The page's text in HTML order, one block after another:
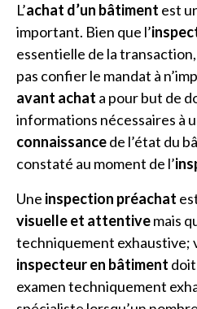
L’achat d’un bâtiment est
important. Bien que l’
essentielle de la
pas confier le mandat à
avant achat a pour but de
informations nécessaires à
connaissancede l’état du
constaté au moment de l’
Une inspection préachat
visuelle et attentivemais
techniquement exhaustive;
inspecteur en bâtiment
examen techniquement